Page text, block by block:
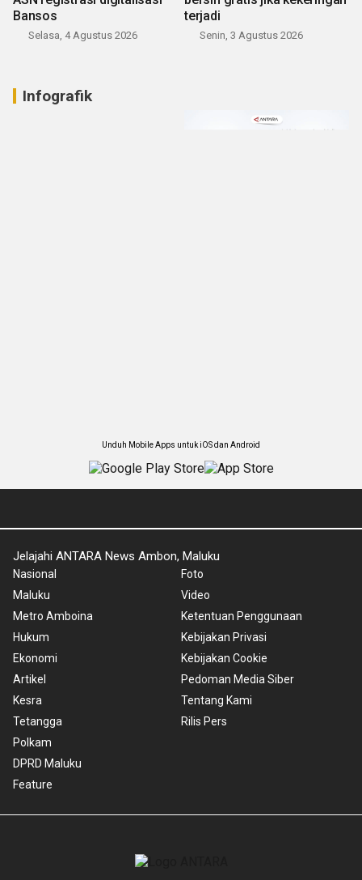
Bansos
Selasa, 4 Agustus 2026
terjadi
Senin, 3 Agustus 2026
Infografik
Unduh Mobile Apps untuk iOS dan Android
Jelajahi ANTARA News Ambon, Maluku
Nasional
Maluku
Metro Amboina
Hukum
Ekonomi
Artikel
Kesra
Tetangga
Polkam
DPRD Maluku
Feature
Foto
Video
Ketentuan Penggunaan
Kebijakan Privasi
Kebijakan Cookie
Pedoman Media Siber
Tentang Kami
Rilis Pers